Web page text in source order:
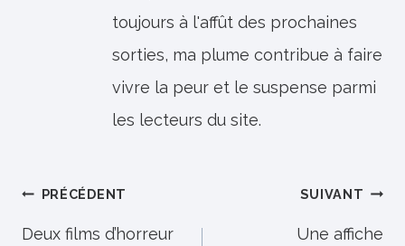
toujours à l'affût des prochaines
sorties, ma plume contribue à faire
vivre la peur et le suspense parmi
les lecteurs du site.
Navigation
de
PRÉCÉDENT
Deux films d’horreur
SUIVANT
Une affiche